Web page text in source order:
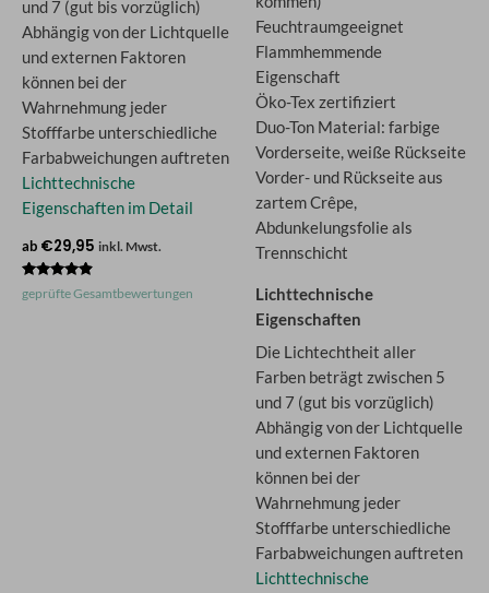
und 7 (gut bis vorzüglich)
Abhängig von der Lichtquelle
und externen Faktoren
können bei der
Wahrnehmung jeder
Stofffarbe unterschiedliche
Farbabweichungen auftreten
Lichttechnische
Eigenschaften im Detail
ab €29,95 inkl. Mwst.
Bewertet
mit
geprüfte Gesamtbewertungen
Feuchtraumgeeignet
Flammhemmende
Eigenschaft
Öko-Tex zertifiziert
Duo-Ton Material: farbige
Vorderseite, weiße Rückseite
Vorder- und Rückseite aus
zartem Crêpe,
Abdunkelungsfolie als
Trennschicht
Lichttechnische
Eigenschaften
Die Lichtechtheit aller
Farben beträgt zwischen 5
und 7 (gut bis vorzüglich)
Abhängig von der Lichtquelle
und externen Faktoren
können bei der
Wahrnehmung jeder
Stofffarbe unterschiedliche
Farbabweichungen auftreten
Lichttechnische